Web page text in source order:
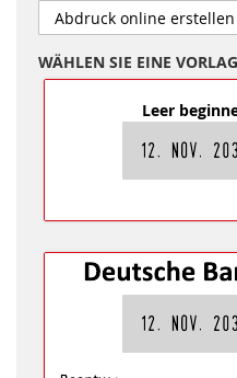
WÄHLEN SIE EINE
Leer